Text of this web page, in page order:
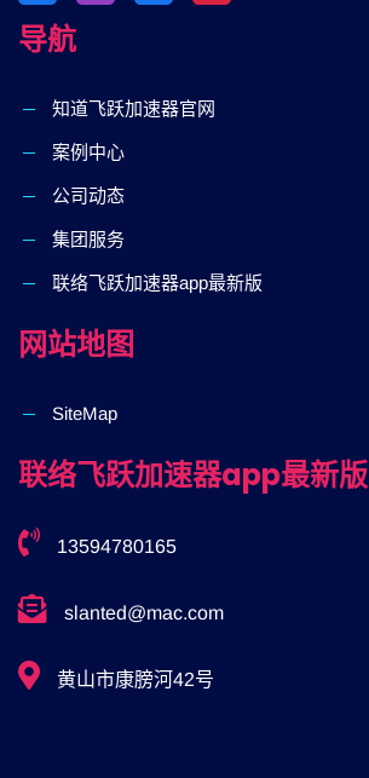
导航
知道飞跃加速器官网
案例中心
公司动态
集团服务
联络飞跃加速器app最新版
网站地图
SiteMap
联络飞跃加速器app最新版
13594780165
slanted@mac.com
黄山市康膀河42号